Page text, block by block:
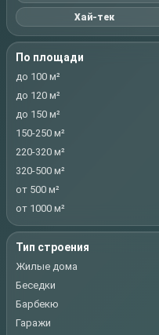
Хай-тек
По площади
до 100 м²
до 120 м²
до 150 м²
150-250 м²
220-320 м²
320-500 м²
от 500 м²
от 1000 м²
Тип строения
Жилые дома
Беседки
Барбекю
Гаражи